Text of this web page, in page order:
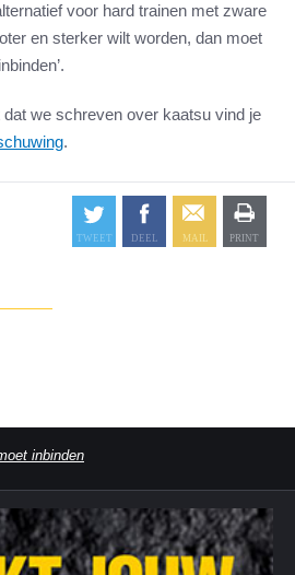
voor hard trainen met zware
en sterker wilt worden, dan moet
we schreven over kaatsu vind je
.
inbinden